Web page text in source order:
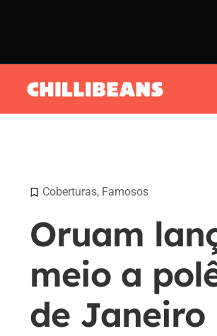
Coberturas, Famosos
Oruam
meio a
de Janeiro